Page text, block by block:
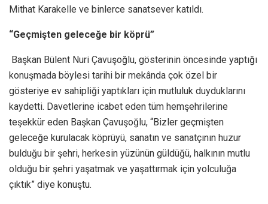
Mithat Karakelle ve binlerce sanatsever katıldı.
“Geçmişten geleceğe bir köprü”
Başkan Bülent Nuri Çavuşoğlu, gösterinin öncesinde yaptığı
konuşmada böylesi tarihi bir mekânda çok özel bir
gösteriye ev sahipliği yaptıkları için mutluluk duyduklarını
kaydetti. Davetlerine icabet eden tüm hemşehrilerine
teşekkür eden Başkan Çavuşoğlu, “Bizler geçmişten
geleceğe kurulacak köprüyü, sanatın ve sanatçının huzur
bulduğu bir şehri, herkesin yüzünün güldüğü, halkının mutlu
olduğu bir şehri yaşatmak ve yaşattırmak için yolculuğa
çıktık” diye konuştu.